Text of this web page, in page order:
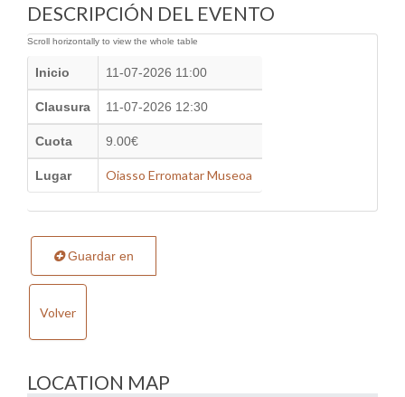
DESCRIPCIÓN DEL EVENTO
Inicio 11-07-2026 11:00
Clausura 11-07-2026 12:30
Cuota 9.00€
Lugar Oiasso Erromatar Museoa
Guardar en
Volver
LOCATION MAP